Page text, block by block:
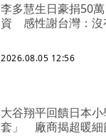
李多慧生日豪捐50
資 感性謝台灣：沒
2026.08.05 12:56
大谷翔平回饋日本
套」 廠商揭超暖細